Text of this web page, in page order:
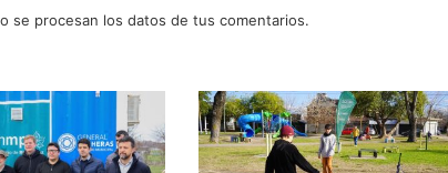
se procesan los datos de tus comentarios.